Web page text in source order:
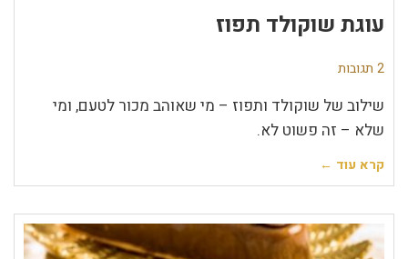
עוגת שוקולד תפוז
2 תגובות
שילוב של שוקולד ותפוז – מי שאוהב מכור לטעם, ומי
שלא – זה פשוט לא.
קרא עוד ←